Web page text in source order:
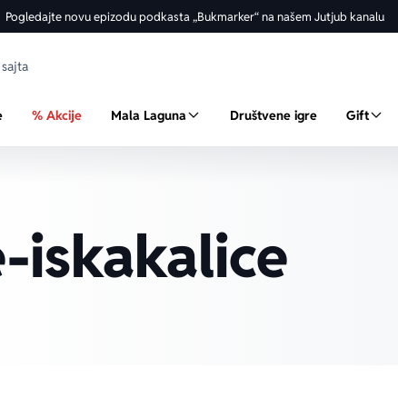
Pogledajte novu epizodu podkasta „Bukmarker“ na našem Jutjub kanalu
% Akcije Mala Laguna Društvene igre Gift
iskakalice